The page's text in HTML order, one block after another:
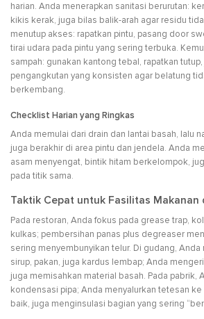
harian. Anda menerapkan sanitasi berurutan:
kikis kerak, juga bilas balik-arah agar residu
menutup akses: rapatkan pintu, pasang door
tirai udara pada pintu yang sering terbuka.
sampah: gunakan kantong tebal, rapatkan
pengangkutan yang konsisten agar belatung
berkembang.
Checklist Harian yang Ringkas
Anda memulai dari drain dan lantai basah, lalu
juga berakhir di area pintu dan jendela. Anda
asam menyengat, bintik hitam berkelompok,
pada titik sama.
Taktik Cepat untuk Fasilitas Makanan
Pada restoran, Anda fokus pada grease trap,
kulkas; pembersihan panas plus degreaser
sering menyembunyikan telur. Di gudang, Anda
sirup, pakan, juga kardus lembap; Anda
juga memisahkan material basah. Pada pabrik,
kondensasi pipa; Anda menyalurkan tetesan ke
baik, juga menginsulasi bagian yang sering